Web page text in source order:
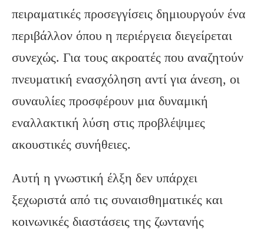
πειραματικές προσεγγίσεις δημιουργούν ένα
περιβάλλον όπου η περιέργεια διεγείρεται
συνεχώς. Για τους ακροατές που αναζητούν
πνευματική ενασχόληση αντί για άνεση, οι
συναυλίες προσφέρουν μια δυναμική
εναλλακτική λύση στις προβλέψιμες
ακουστικές συνήθειες.
Αυτή η γνωστική έλξη δεν υπάρχει
ξεχωριστά από τις συναισθηματικές και
κοινωνικές διαστάσεις της ζωντανής